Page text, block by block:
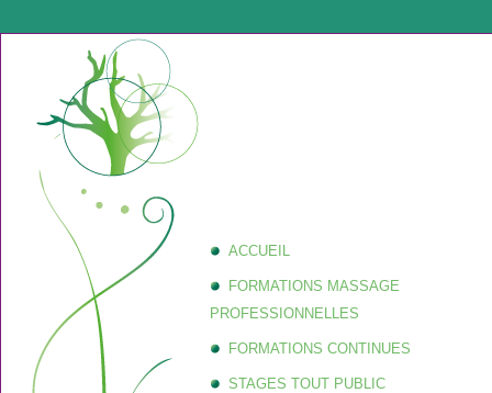
ACCUEIL
FORMATIONS MASSAGE
PROFESSIONNELLES
FORMATIONS CONTINUES
STAGES TOUT PUBLIC